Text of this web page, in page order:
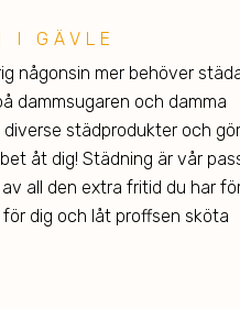
I GÄVLE
någonsin mer behöver
dammsugaren och damma
städprodukter och
åt dig! Städning är vår
all den extra fritid du har
dig och låt proffsen sköta